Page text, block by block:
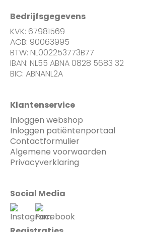
Bedrijfsgegevens
KVK: 67981569
AGB: 90063995
BTW: NL002253773B77
IBAN: NL55 ABNA 0828 5683 32
BIC: ABNANL2A
Klantenservice
Inloggen webshop
Inloggen patiëntenportaal
Contactformulier
Algemene voorwaarden
Privacyverklaring
Social Media